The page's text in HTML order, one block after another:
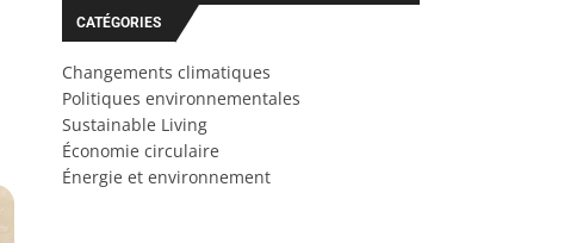
CATÉGORIES
Changements climatiques
Politiques environnementales
Sustainable Living
Économie circulaire
Énergie et environnement